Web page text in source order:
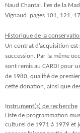
Naud Chantal. Îles de la
Vignaud. pages 101, 121,
Historique de la
Un contrat d’acquisition
succession. Par la même
sont remis au CARDI pour
de 1980, qualifié de
cette donation, ainsi que
nstrument(s) de recherche
Liste de programmation
culturel de 1971 à 1979 et